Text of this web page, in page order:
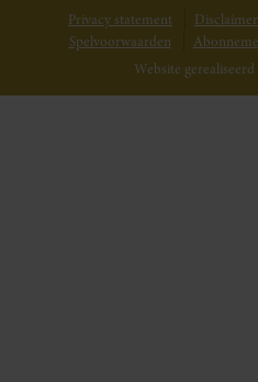
Privacy statement Disclaimer
Spelvoorwaarden
Website